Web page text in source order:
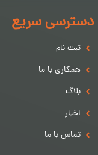
دسترسی سریع
ثبت نام
همکاری با ما
بلاگ
اخبار
تماس با ما